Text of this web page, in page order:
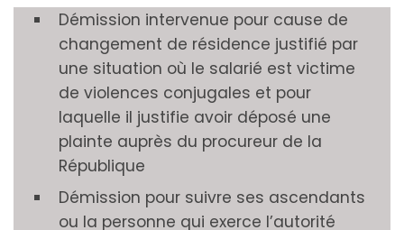
Démission intervenue pour cause de
changement de résidence justifié par
une situation où le salarié est victime
de violences conjugales et pour
laquelle il justifie avoir déposé une
plainte auprès du procureur de la
République
Démission pour suivre ses ascendants
ou la personne qui exerce l’autorité